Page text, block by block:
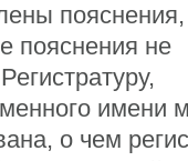
пояснения не
имени
о чем